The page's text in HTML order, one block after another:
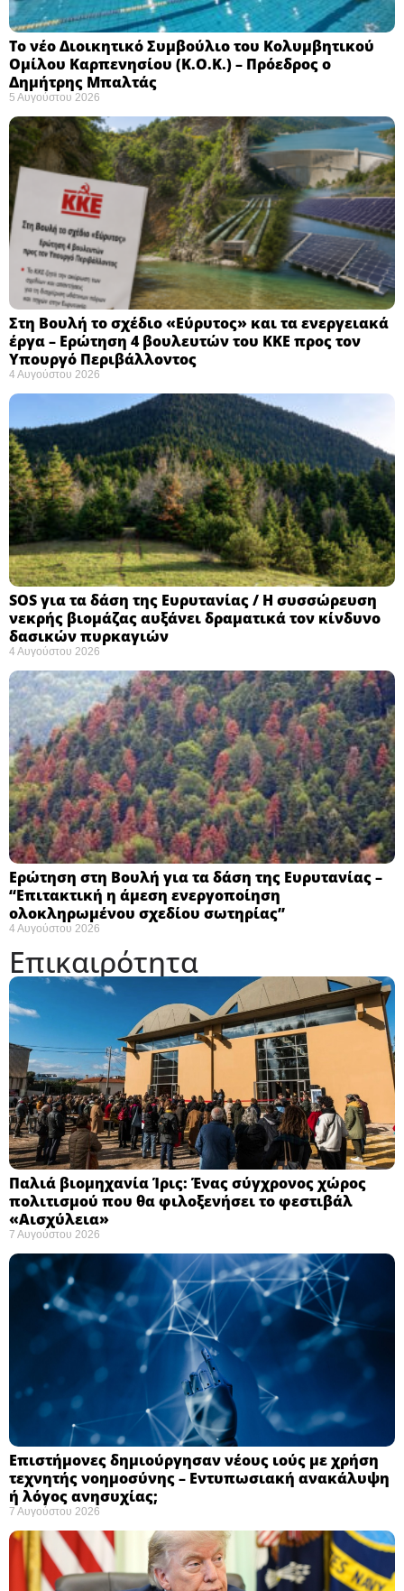
Το νέο Διοικητικό Συμβούλιο του Κολυμβητικού
Ομίλου Καρπενησίου (Κ.Ο.Κ.) – Πρόεδρος ο
Δημήτρης Μπαλτάς
5 Αυγούστου 2026
Στη Βουλή το σχέδιο «Εύρυτος» και τα ενεργειακά
έργα – Ερώτηση 4 βουλευτών του ΚΚΕ προς τον
Υπουργό Περιβάλλοντος
4 Αυγούστου 2026
SOS για τα δάση της Ευρυτανίας / Η συσσώρευση
νεκρής βιομάζας αυξάνει δραματικά τον κίνδυνο
δασικών πυρκαγιών
4 Αυγούστου 2026
Ερώτηση στη Βουλή για τα δάση της Ευρυτανίας –
“Eπιτακτική η άμεση ενεργοποίηση
ολοκληρωμένου σχεδίου σωτηρίας”
4 Αυγούστου 2026
Επικαιρότητα
Παλιά βιομηχανία Ίρις: Ένας σύγχρονος χώρος
πολιτισμού που θα φιλοξενήσει το φεστιβάλ
«Αισχύλεια» ​
7 Αυγούστου 2026
Επιστήμονες δημιούργησαν νέους ιούς με χρήση
τεχνητής νοημοσύνης – Εντυπωσιακή ανακάλυψη
ή λόγος ανησυχίας; ​
7 Αυγούστου 2026